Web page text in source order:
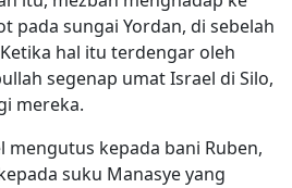
pada sungai Yordan, di sebelah
hal itu terdengar oleh
segenap umat Israel di Silo,
mereka.
mengutus kepada bani Ruben,
suku Manasye yang